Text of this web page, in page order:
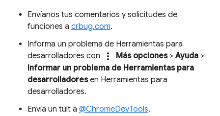
Envíanos tus comentarios y solicitudes de
funciones a crbug.com.
Informa un problema de Herramientas para
desarrolladores con
more_vert Más opciones>Ayuda >
Informar un problema de Herramientas para
desarrolladoresen Herramientas para
desarrolladores.
Envía un tuit a @ChromeDevTools.